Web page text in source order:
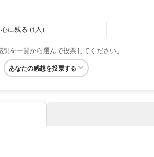
心に残る (1人)
想を一覧から選んで投票してください。
あなたの感想を投票する